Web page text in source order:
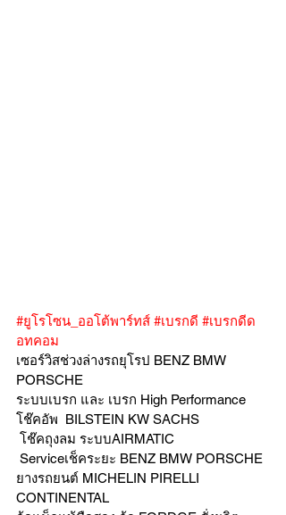
#ยูโรโซน_ออโต้พาร์ทส์ #เบรกดี #เบรกดีด
อทคอม
เซอร์วิสช่วงล่างรถยุโรป BENZ BMW
PORSCHE
ระบบเบรก และ เบรก High Performance
โช๊คอัพ  BILSTEIN KW SACHS
โช๊คถุงลม ระบบAIRMATIC
Serviceเช็คระยะ BENZ BMW PORSCHE
ยางรถยนต์ MICHELIN PIRELLI
CONTINENTAL